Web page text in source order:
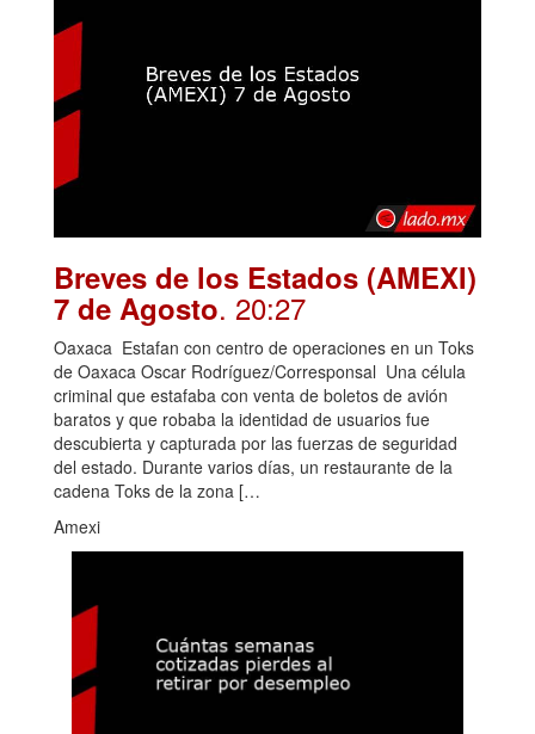
Breves de los Estados (AMEXI)
7 de Agosto. 20:27
Oaxaca Estafan con centro de operaciones en un Toks
de Oaxaca Oscar Rodríguez/Corresponsal Una célula
criminal que estafaba con venta de boletos de avión
baratos y que robaba la identidad de usuarios fue
descubierta y capturada por las fuerzas de seguridad
del estado. Durante varios días, un restaurante de la
cadena Toks de la zona […
Amexi